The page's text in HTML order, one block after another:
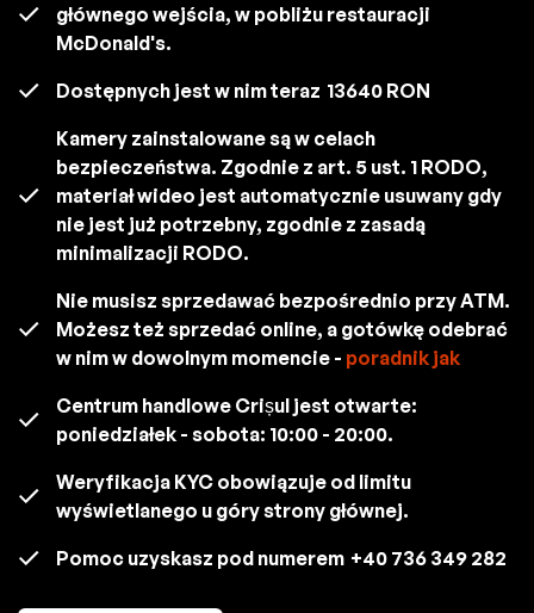
głównego wejścia, w pobliżu restauracji
McDonald's.
Dostępnych jest w nim teraz 13640 RON
Kamery zainstalowane są w celach
bezpieczeństwa. Zgodnie z art. 5 ust. 1 RODO,
materiał wideo jest automatycznie usuwany gdy
nie jest już potrzebny, zgodnie z zasadą
minimalizacji RODO.
Nie musisz sprzedawać bezpośrednio przy ATM.
Możesz też sprzedać online, a gotówkę odebrać
w nim w dowolnym momencie - poradnik jak
Centrum handlowe Crișul jest otwarte:
poniedziałek - sobota: 10:00 - 20:00.
Weryfikacja KYC obowiązuje od limitu
wyświetlanego u góry strony głównej.
Pomoc uzyskasz pod numerem +40 736 349 282